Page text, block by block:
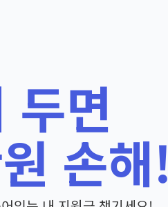
두면
손해!